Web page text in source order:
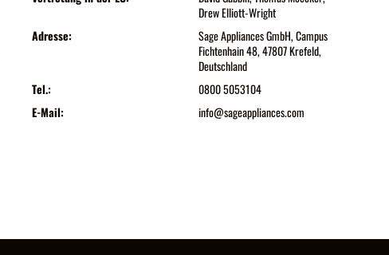
Drew Elliott-Wright
Adresse:
Sage Appliances GmbH, Campus
Fichtenhain 48, 47807 Krefeld,
Deutschland
Tel.:
0800 5053104
E-Mail:
info@sageappliances.com